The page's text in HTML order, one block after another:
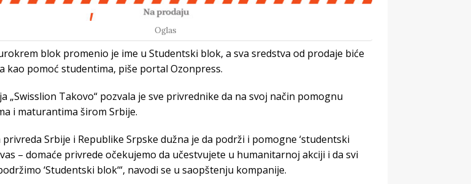
Oglas
blok promenio je ime u Studentski blok, a sva sredstva od prodaje biće
kao pomoć studentima, piše portal Ozonpress.
„Swisslion Takovo“ pozvala je sve privrednike da na svoj način pomognu
i maturantima širom Srbije.
privreda Srbije i Republike Srpske dužna je da podrži i pomogne ‘studentski
vas – domaće privrede očekujemo da učestvujete u humanitarnoj akciji i da svi
‘Studentski blok‘“, navodi se u saopštenju kompanije.